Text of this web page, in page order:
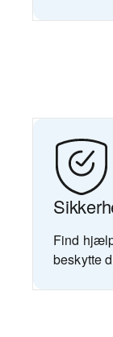
Find
beskytte